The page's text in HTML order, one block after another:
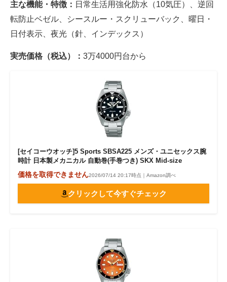
主な機能・特徴： 日常生活用強化防水（10気圧）、逆回
転防止ベゼル、シースルー・スクリューバック、曜日・
日付表示、夜光（針、インデックス）
実売価格（税込）： 3万4000円台から
[セイコーウオッチ]5 Sports SBSA225 メンズ・ユニセックス腕
時計 日本製メカニカル 自動巻(手巻つき) SKX Mid-size
価格を取得できません2026/07/14 20:17時点｜Amazon調べ
クリックして今すぐチェック